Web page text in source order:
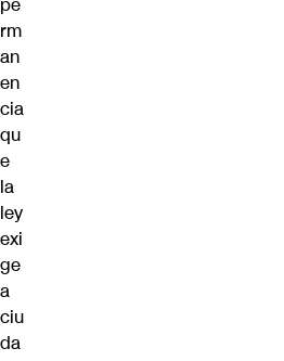
pe
rm
an
en
cia
qu
e
la
ley
exi
ge
a
ciu
da